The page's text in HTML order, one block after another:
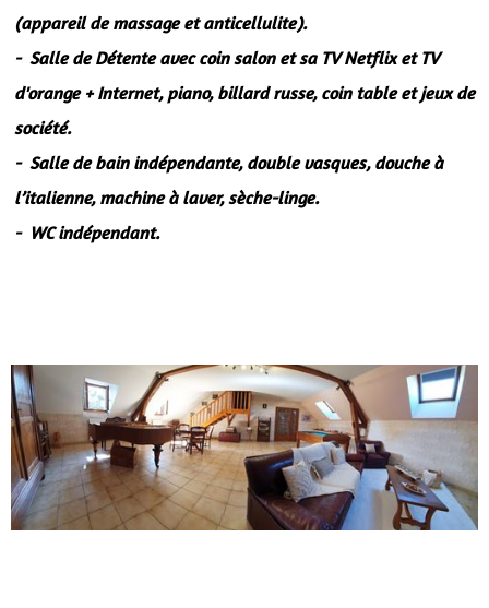
(appareil de massage et anticellulite).
- Salle de Détente avec coin salon et sa TV Netflix et TV
d'orange + Internet, piano, billard russe, coin table et jeux de
société.
- Salle de bain indépendante, double vasques, douche à
l’italienne, machine à laver, sèche-linge.
- WC indépendant.